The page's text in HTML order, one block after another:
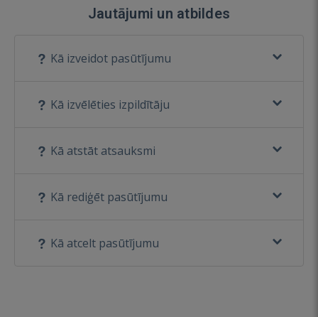
Jautājumi un atbildes
Kā izveidot pasūtījumu
Kā izvēlēties izpildītāju
Kā atstāt atsauksmi
Kā rediģēt pasūtījumu
Kā atcelt pasūtījumu